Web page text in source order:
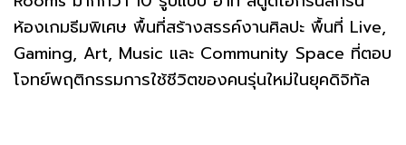
ห้องเกมธีมพิเศษ พื้นที่สร้างสรรค์งานศิลปะ พื้นที่ Live,
Gaming, Art, Music และ Community Space ที่ตอบ
โจทย์พฤติกรรมการใช้ชีวิตของคนรุ่นใหม่ในยุคดิจิทัล